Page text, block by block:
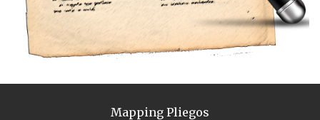
Mapping Pliegos